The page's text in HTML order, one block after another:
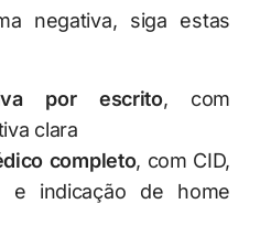
negativa, siga estas
por escrito, com
clara
completo, com CID,
e indicação de home